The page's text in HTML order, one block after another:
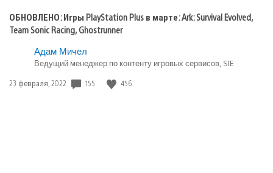
ОБНОВЛЕНО: Игры PlayStation Plus в марте: Ark: Survival Evolved,
Team Sonic Racing, Ghostrunner
Адам Мичел
Ведущий менеджер по контенту игровых сервисов, SIE
Дата
23 февраля, 2022 155 456